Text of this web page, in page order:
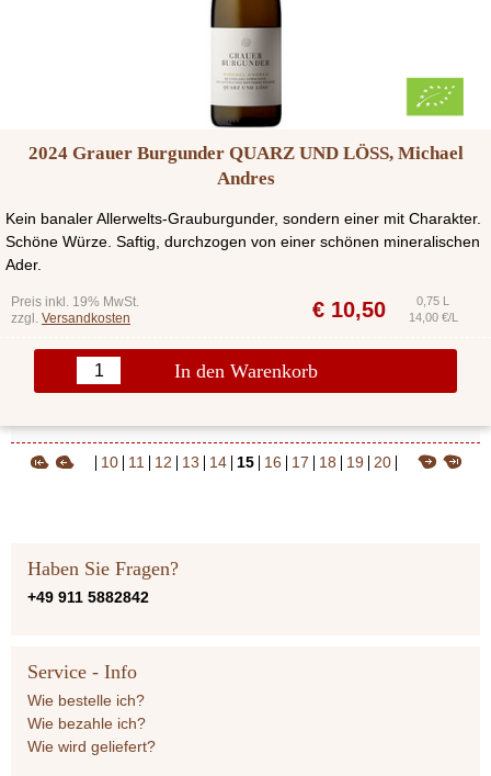
2024 Grauer Burgunder QUARZ UND LÖSS, Michael
Andres
Kein banaler Allerwelts-Grauburgunder, sondern einer mit Charakter.
Schöne Würze. Saftig, durchzogen von einer schönen mineralischen
Ader.
Preis inkl. 19% MwSt.
zzgl. Versandkosten € 10,50
0,75 L
14,00 €/L
In den Warenkorb
10 11 12 13 14 15 16 17 18 19 20
Haben Sie Fragen?
+49 911 5882842
Service - Info
Wie bestelle ich?
Wie bezahle ich?
Wie wird geliefert?